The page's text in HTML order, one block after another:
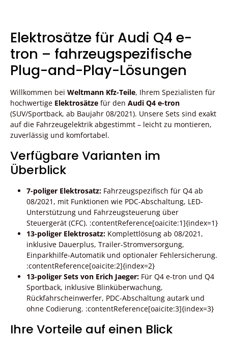
Elektrosätze für Audi Q4 e-
tron – fahrzeugspezifische
Plug-and-Play-Lösungen
Willkommen bei Weltmann Kfz-Teile, Ihrem Spezialisten für
hochwertige Elektrosätze für den Audi Q4 e-tron
(SUV/Sportback, ab Baujahr 08/2021). Unsere Sets sind exakt
auf die Fahrzeugelektrik abgestimmt – leicht zu montieren,
zuverlässig und komfortabel.
Verfügbare Varianten im
Überblick
7-poliger Elektrosatz: Fahrzeugspezifisch für Q4 ab
08/2021, mit Funktionen wie PDC-Abschaltung, LED-
Unterstützung und Fahrzeugsteuerung über
Steuergerät (CFC). :contentReference[oaicite:1]{index=1}
13-poliger Elektrosatz: Komplettlösung ab 08/2021,
inklusive Dauerplus, Trailer-Stromversorgung,
Einparkhilfe-Automatik und optionaler Fehlersicherung.
:contentReference[oaicite:2]{index=2}
13-poliger Sets von Erich Jaeger: Für Q4 e-tron und Q4
Sportback, inklusive Blinküberwachung,
Rückfahrscheinwerfer, PDC-Abschaltung autark und
ohne Codierung. :contentReference[oaicite:3]{index=3}
Ihre Vorteile auf einen Blick